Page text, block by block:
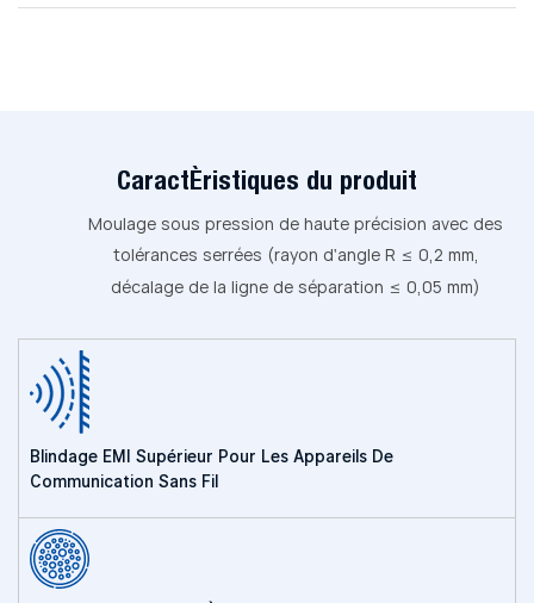
Caractéristiques du produit
Moulage sous pression de haute précision avec des
tolérances serrées (rayon d'angle R ≤ 0,2 mm,
décalage de la ligne de séparation ≤ 0,05 mm)
Blindage EMI Supérieur Pour Les Appareils De
Communication Sans Fil